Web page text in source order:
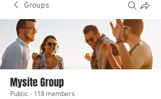
Groups
Mysite Group
Public · 118 members